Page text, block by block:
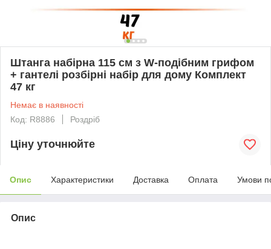
Штанга набірна 115 см з W-подібним грифом
+ гантелі розбірні набір для дому Комплект
47 кг
Немає в наявності
Код: R8886
Роздріб
Ціну уточнюйте
Опис Характеристики Доставка Оплата Умови
Опис